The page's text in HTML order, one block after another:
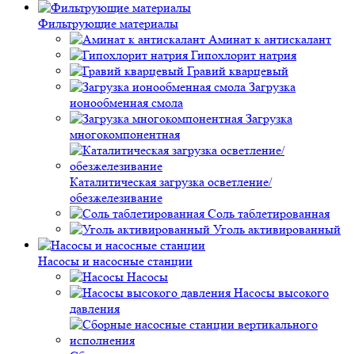
Фильтрующие материалы
Аминат к антискалант
Гипохлорит натрия
Гравий кварцевый
Загрузка
ионообменная смола
Загрузка
многокомпонентная
Каталитическая загрузка осветление/
обезжелезивание
Соль таблетированная
Уголь активированный
Насосы и насосные станции
Насосы
Насосы высокого
давления